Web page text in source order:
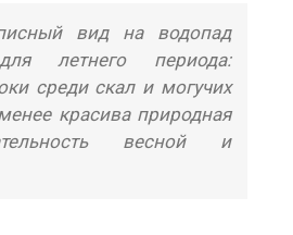
вид на водопад
летнего периода:
среди скал и могучих
красива природная
весной и